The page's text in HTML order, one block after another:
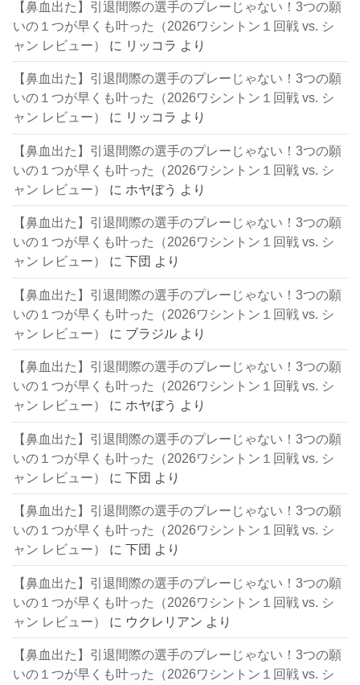
【鼻血出た】引退間際の選手のプレーじゃない！3つの願
いの１つが早くも叶った（2026ワシントン１回戦 vs. シ
ャン レビュー）
に リッコラ より
【鼻血出た】引退間際の選手のプレーじゃない！3つの願
いの１つが早くも叶った（2026ワシントン１回戦 vs. シ
ャン レビュー）
に リッコラ より
【鼻血出た】引退間際の選手のプレーじゃない！3つの願
いの１つが早くも叶った（2026ワシントン１回戦 vs. シ
ャン レビュー）
に ホヤぼう より
【鼻血出た】引退間際の選手のプレーじゃない！3つの願
いの１つが早くも叶った（2026ワシントン１回戦 vs. シ
ャン レビュー）
に下団 より
【鼻血出た】引退間際の選手のプレーじゃない！3つの願
いの１つが早くも叶った（2026ワシントン１回戦 vs. シ
ャン レビュー）
に ブラジル より
【鼻血出た】引退間際の選手のプレーじゃない！3つの願
いの１つが早くも叶った（2026ワシントン１回戦 vs. シ
ャン レビュー）
に ホヤぼう より
【鼻血出た】引退間際の選手のプレーじゃない！3つの願
いの１つが早くも叶った（2026ワシントン１回戦 vs. シ
ャン レビュー）
に下団 より
【鼻血出た】引退間際の選手のプレーじゃない！3つの願
いの１つが早くも叶った（2026ワシントン１回戦 vs. シ
ャン レビュー）
に下団 より
【鼻血出た】引退間際の選手のプレーじゃない！3つの願
いの１つが早くも叶った（2026ワシントン１回戦 vs. シ
ャン レビュー）
に ウクレリアン より
【鼻血出た】引退間際の選手のプレーじゃない！3つの願
いの１つが早くも叶った（2026ワシントン１回戦 vs. シ